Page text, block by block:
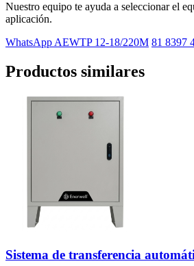
Nuestro equipo te ayuda a seleccionar el
aplicación.
WhatsApp AEWTP 12-18/220M 81 8397
Productos similares
Sistema de transferencia